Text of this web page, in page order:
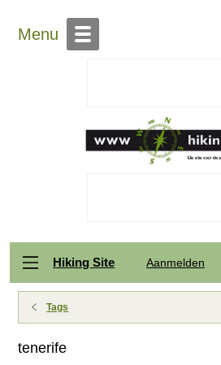
Menu
Hiking Site Aanmelden
Tags
tenerife